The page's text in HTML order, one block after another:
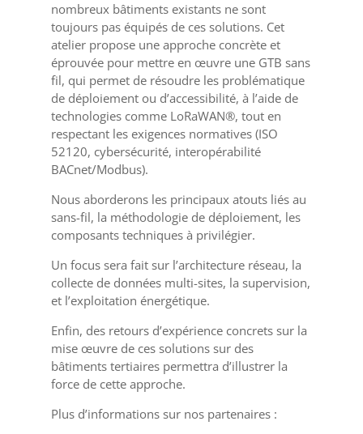
nombreux bâtiments existants ne sont
toujours pas équipés de ces solutions. Cet
atelier propose une approche concrète et
éprouvée pour mettre en œuvre une GTB sans
fil, qui permet de résoudre les problématique
de déploiement ou d’accessibilité, à l’aide de
technologies comme LoRaWAN®, tout en
respectant les exigences normatives (ISO
52120, cybersécurité, interopérabilité
BACnet/Modbus).
Nous aborderons les principaux atouts liés au
sans-fil, la méthodologie de déploiement, les
composants techniques à privilégier.
Un focus sera fait sur l’architecture réseau, la
collecte de données multi-sites, la supervision,
et l’exploitation énergétique.
Enfin, des retours d’expérience concrets sur la
mise œuvre de ces solutions sur des
bâtiments tertiaires permettra d’illustrer la
force de cette approche.
Plus d’informations sur nos partenaires :